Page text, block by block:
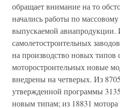
обращает внимание на то
начались работы по
выпускаемой авиапродукции.
самолетостроительных
на производство новых типов
моторостроительных новые
внедрены на четверых. Из
утвержденной программы
новым типам; из 18831